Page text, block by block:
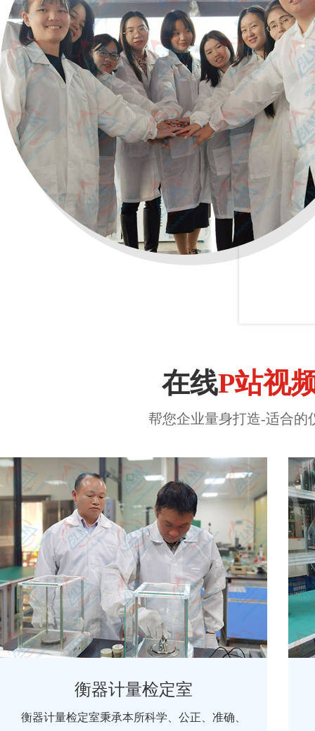
在线P站视
帮您企业量身打造-适合的仪
衡器计量检定室
衡器计量检定室秉承本所科学、公正、准确、